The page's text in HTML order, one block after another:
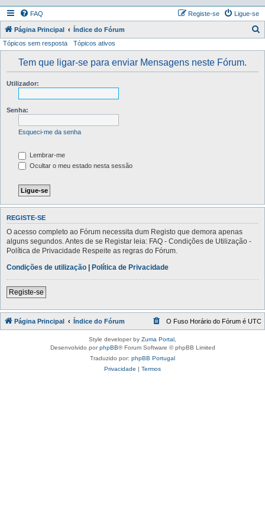
FAQ Ligue-se
Registe-se
Página Principal Índice do Fórum
Tópicos sem resposta Tópicos ativos
Tem que ligar-se para enviar Mensagens neste Fórum.
Utilizador:
Senha:
Esqueci-me da senha
Lembrar-me
Ocultar o meu estado nesta sessão
REGISTE-SE
O acesso completo ao Fórum necessita dum Registo que demora apenas
alguns segundos. Antes de se Registar leia: FAQ - Condições de Utilização -
Política de Privacidade Respeite as regras do Fórum.
Condições de utilização | Política de Privacidade
Registe-se
Página Principal Índice do Fórum O Fuso Horário do Fórum é UTC
Style developer by Zuma Portal
Desenvolvido porphpBB® Forum Software © phpBB Limited
Traduzido por: phpBB Portugal
Privacidade | Termos